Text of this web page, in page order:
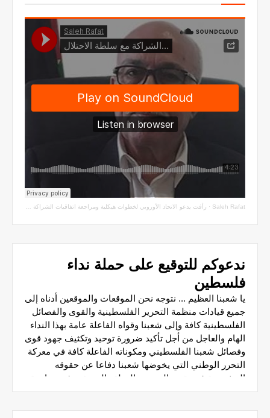
Saleh Rafat
· رأفت يدعو الاتحاد الأوروبي لخطوات هيكلية ومراجعة اتفاقيات الشراكة مع سلطة الاحتلال